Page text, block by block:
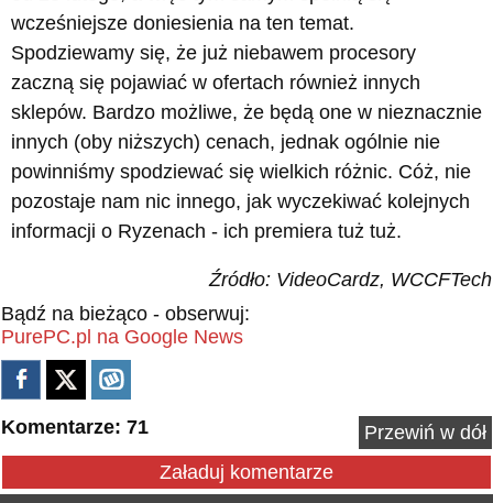
wcześniejsze doniesienia na ten temat.
Spodziewamy się, że już niebawem procesory
zaczną się pojawiać w ofertach również innych
sklepów. Bardzo możliwe, że będą one w nieznacznie
innych (oby niższych) cenach, jednak ogólnie nie
powinniśmy spodziewać się wielkich różnic. Cóż, nie
pozostaje nam nic innego, jak wyczekiwać kolejnych
informacji o Ryzenach - ich premiera tuż tuż.
Źródło: VideoCardz, WCCFTech
Bądź na bieżąco - obserwuj:
PurePC.pl na Google News
Komentarze: 71
Przewiń w dół
Załaduj komentarze